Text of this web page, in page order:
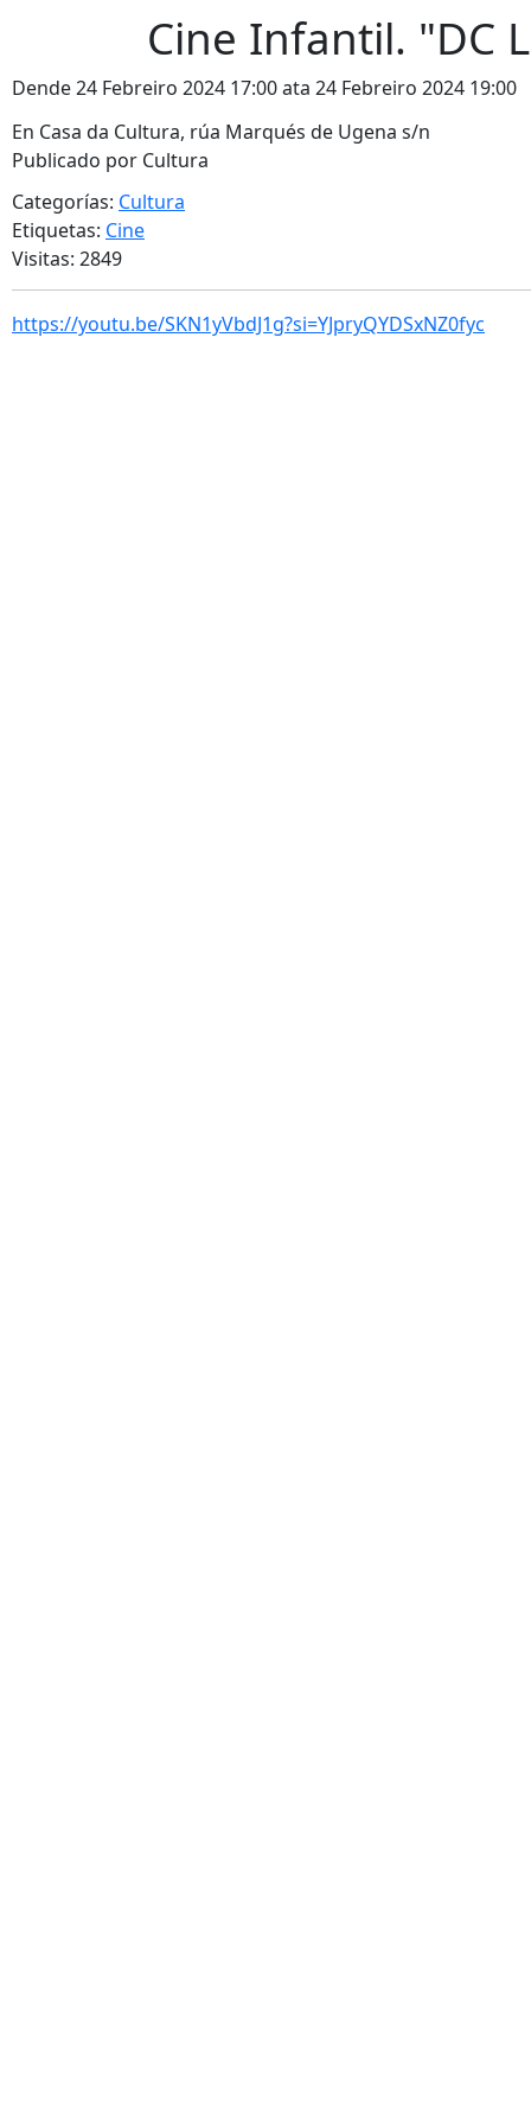
Cine Infantil. "DC
Dende 24 Febreiro 2024 17:00 ata 24 Febreiro 2024 19:00
En Casa da Cultura, rúa Marqués de Ugena s/n
Publicado por Cultura
Categorías: Cultura
Etiquetas: Cine
Visitas: 2849
https://youtu.be/SKN1yVbdJ1g?si=YJpryQYDSxNZ0fyc